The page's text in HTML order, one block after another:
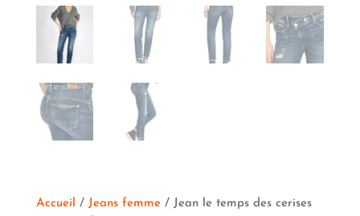
Accueil / Jeans femme/ Jean le temps des cerises